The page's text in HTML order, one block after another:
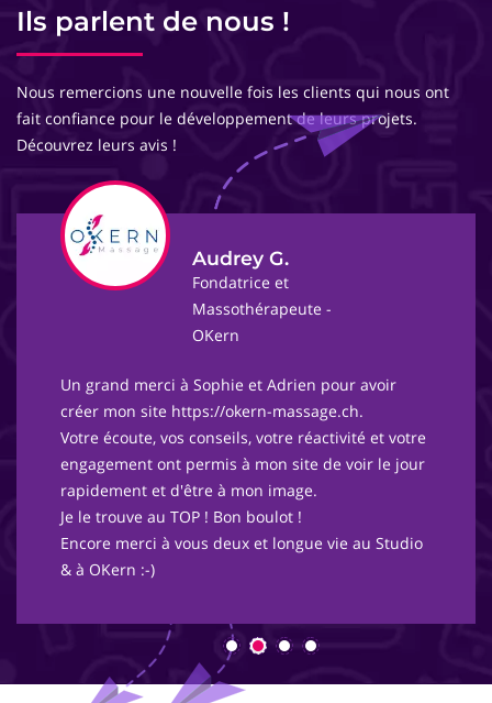
Ils parlent de nous !
Nous remercions une nouvelle fois les clients qui nous ont
fait confiance pour le développement de leurs projets.
Découvrez leurs avis !
Audrey G.
Fondatrice et
Massothérapeute -
OKern
Un grand merci à Sophie et Adrien pour avoir
créer mon site https://okern-massage.ch.
Votre écoute, vos conseils, votre réactivité et votre
engagement ont permis à mon site de voir le jour
rapidement et d'être à mon image.
Je le trouve au TOP ! Bon boulot !
Encore merci à vous deux et longue vie au Studio
& à OKern :-)